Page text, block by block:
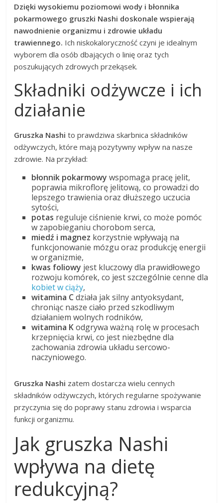
Dzięki wysokiemu poziomowi wody i błonnika
pokarmowego gruszki Nashi doskonale wspierają
nawodnienie organizmu i zdrowie układu
trawiennego. Ich niskokaloryczność czyni je idealnym
wyborem dla osób dbających o linię oraz tych
poszukujących zdrowych przekąsek.
Składniki odżywcze i ich
działanie
Gruszka Nashi to prawdziwa skarbnica składników
odżywczych, które mają pozytywny wpływ na nasze
zdrowie. Na przykład:
błonnik pokarmowy wspomaga pracę jelit,
poprawia mikroflorę jelitową, co prowadzi do
lepszego trawienia oraz dłuższego uczucia
sytości,
potas reguluje ciśnienie krwi, co może pomóc
w zapobieganiu chorobom serca,
miedź i magnez korzystnie wpływają na
funkcjonowanie mózgu oraz produkcję energii
w organizmie,
kwas foliowy jest kluczowy dla prawidłowego
rozwoju komórek, co jest szczególnie cenne dla
kobiet w ciąży,
witamina Cdziała jak silny antyoksydant,
chroniąc nasze ciało przed szkodliwym
działaniem wolnych rodników,
witamina Kodgrywa ważną rolę w procesach
krzepnięcia krwi, co jest niezbędne dla
zachowania zdrowia układu sercowo-
naczyniowego.
Gruszka Nashi zatem dostarcza wielu cennych
składników odżywczych, których regularne spożywanie
przyczynia się do poprawy stanu zdrowia i wsparcia
funkcji organizmu.
Jak gruszka Nashi
wpływa na dietę
redukcyjną?